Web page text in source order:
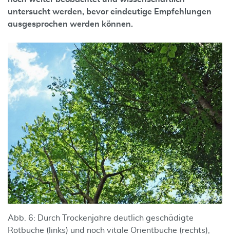
untersucht werden, bevor eindeutige Empfehlungen
ausgesprochen werden können.
Abb. 6: Durch Trockenjahre deutlich geschädigte
Rotbuche (links) und noch vitale Orientbuche (rechts),